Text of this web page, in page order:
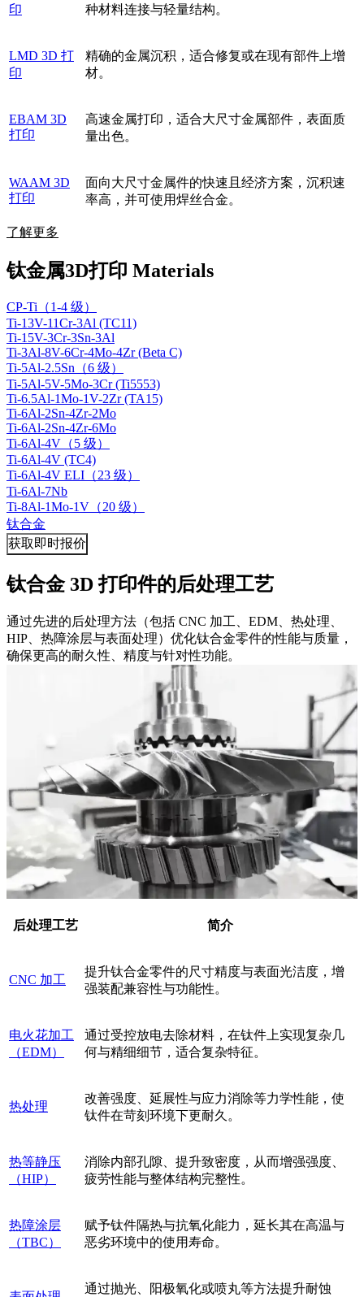
印
种材料连接与轻量结构。
LMD 3D 打
印
精确的金属沉积，适合修复或在现有部件上增
材。
EBAM 3D
打印
高速金属打印，适合大尺寸金属部件，表面质
量出色。
WAAM 3D
打印
面向大尺寸金属件的快速且经济方案，沉积速
率高，并可使用焊丝合金。
了解更多
钛金属3D打印 Materials
CP-Ti（1-4 级）
Ti-13V-11Cr-3Al (TC11)
Ti-15V-3Cr-3Sn-3Al
Ti-3Al-8V-6Cr-4Mo-4Zr (Beta C)
Ti-5Al-2.5Sn（6 级）
Ti-5Al-5V-5Mo-3Cr (Ti5553)
Ti-6.5Al-1Mo-1V-2Zr (TA15)
Ti-6Al-2Sn-4Zr-2Mo
Ti-6Al-2Sn-4Zr-6Mo
Ti-6Al-4V（5 级）
Ti-6Al-4V (TC4)
Ti-6Al-4V ELI（23 级）
Ti-6Al-7Nb
Ti-8Al-1Mo-1V（20 级）
钛合金
获取即时报价
钛合金 3D 打印件的后处理工艺
通过先进的后处理方法（包括 CNC 加工、EDM、热处理、
HIP、热障涂层与表面处理）优化钛合金零件的性能与质量，
确保更高的耐久性、精度与针对性功能。
后处理工艺 简介
CNC 加工
提升钛合金零件的尺寸精度与表面光洁度，增
强装配兼容性与功能性。
电火花加工
（EDM）
通过受控放电去除材料，在钛件上实现复杂几
何与精细细节，适合复杂特征。
热处理
改善强度、延展性与应力消除等力学性能，使
钛件在苛刻环境下更耐久。
热等静压
（HIP）
消除内部孔隙、提升致密度，从而增强强度、
疲劳性能与整体结构完整性。
热障涂层
（TBC）
赋予钛件隔热与抗氧化能力，延长其在高温与
恶劣环境中的使用寿命。
通过抛光、阳极氧化或喷丸等方法提升耐蚀